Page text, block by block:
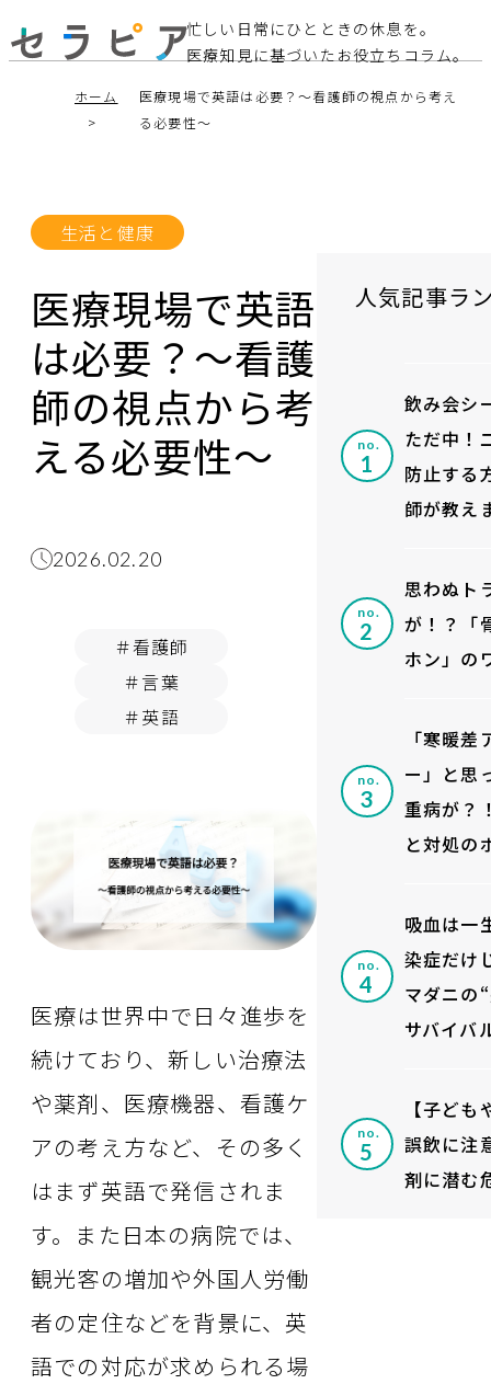
忙しい日常にひとときの休息を。
医療知見に基づいたお役立ちコラム。
ホーム
医療現場で英語は必要？～看護師の視点から考え
る必要性～
生活と健康
医療現場で英語
は必要？～看護
師の視点から考
える必要性～
2026.02.20
＃看護師
＃言葉
＃英語
医療は世界中で日々進歩を
続けており、新しい治療法
や薬剤、医療機器、看護ケ
アの考え方など、その多く
はまず英語で発信されま
す。また日本の病院では、
観光客の増加や外国人労働
者の定住などを背景に、英
語での対応が求められる場
人気記事ラ
no.
飲み会シ
ただ中！
防止する
師が教え
no.
思わぬト
が！？「
ホン」の
no.
「寒暖
ー」と思
重病が？
と対処の
no.
吸血は一
染症だけ
マダニの
サバイバ
no.
【子ど
誤飲に注
剤に潜む